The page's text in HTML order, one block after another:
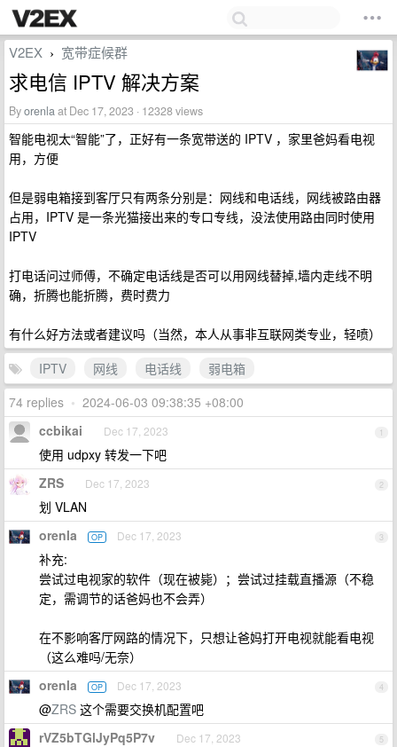
V2EX › 宽带症候群
求电信 IPTV 解决方案
Byorenlaat Dec 17, 2023 · 12328 views
智能电视太“智能”了，正好有一条宽带送的 IPTV ，家里爸妈看电视
用，方便
但是弱电箱接到客厅只有两条分别是：网线和电话线，网线被路由器
占用，IPTV 是一条光猫接出来的专口专线，没法使用路由同时使用
IPTV
打电话问过师傅，不确定电话线是否可以用网线替掉,墙内走线不明
确，折腾也能折腾，费时费力
有什么好方法或者建议吗（当然，本人从事非互联网类专业，轻喷）
IPTV
网线 电话线
弱电箱
74 replies • 2024-06-03 09:38:35 +08:00
1
ccbikai Dec 17, 2023
使用 udpxy 转发一下吧
2
ZRS Dec 17, 2023
划 VLAN
3
orenla OP Dec 17, 2023
补充:
尝试过电视家的软件（现在被毙）；尝试过挂载直播源（不稳
定，需调节的话爸妈也不会弄）
在不影响客厅网路的情况下，只想让爸妈打开电视就能看电视
（这么难吗/无奈）
4
orenla OP Dec 17, 2023
@ZRS 这个需要交换机配置吧
5
rVZ5bTGlJyPq5P7v Dec 17, 2023